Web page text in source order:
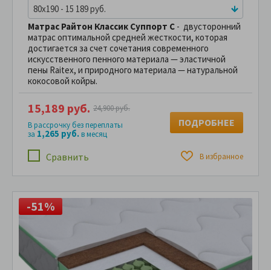
80x190 - 15 189 руб.
Матрас Райтон Классик Суппорт С - двусторонний
матрас оптимальной средней жесткости, которая
достигается за счет сочетания современного
искусственного пенного материала — эластичной
пены Raitex, и природного материала — натуральной
кокосовой койры.
Сравнить В избранное
15,189 руб. 24,900 руб.
В рассрочку без переплаты
за 1,265 руб.в месяц
ПОДРОБНЕЕ
-51%